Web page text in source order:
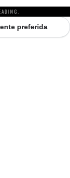
preferida